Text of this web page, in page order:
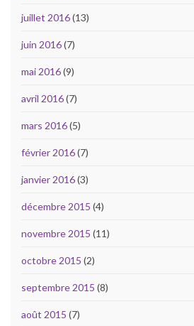
juillet 2016(13)
juin 2016(7)
mai 2016(9)
avril 2016(7)
mars 2016(5)
février 2016(7)
janvier 2016(3)
décembre 2015 (4)
novembre 2015 (11)
octobre 2015 (2)
septembre 2015 (8)
août 2015 (7)